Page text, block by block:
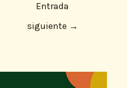
Entrada
siguiente →